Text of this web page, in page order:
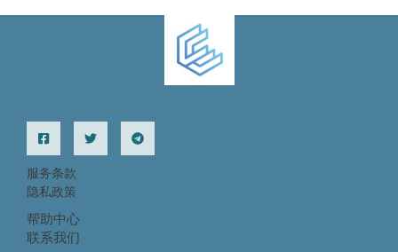
服务条款
隐私政策
帮助中心
联系我们